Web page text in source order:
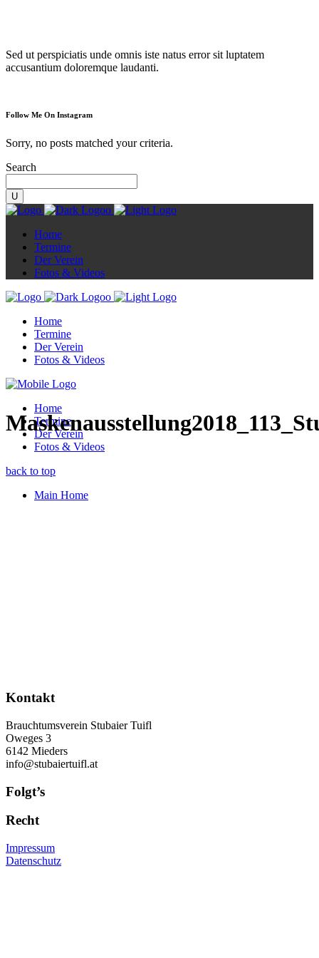
Sed ut perspiciatis unde omnis iste natus error sit luptatem
accusantium doloremque laudanti.
Follow Me On Instagram
Sorry, no posts matched your criteria.
Search
Home
Termine
Der Verein
Fotos & Videos
Home
Termine
Der Verein
Fotos & Videos
Home
Termine
Der Verein
Fotos & Videos
back to top
Main Home
Kontakt
Brauchtumsverein Stubaier Tuifl
Oweges 3
6142 Mieders
info@stubaiertuifl.at
Folgt’s
Recht
Impressum
Datenschutz